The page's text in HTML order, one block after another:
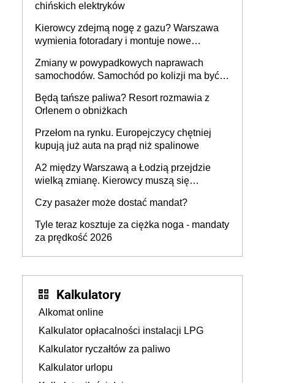
chińskich elektryków
Kierowcy zdejmą nogę z gazu? Warszawa
wymienia fotoradary i montuje nowe
Zmiany w powypadkowych naprawach
samochodów. Samochód po kolizji ma być
technologią producenta
Będą tańsze paliwa? Resort rozmawia z
Orlenem o obniżkach
Przełom na rynku. Europejczycy chętniej
kupują już auta na prąd niż spalinowe
A2 między Warszawą a Łodzią przejdzie
wielką zmianę. Kierowcy muszą się
Czy pasażer może dostać mandat?
Tyle teraz kosztuje za ciężka noga - mandaty
za prędkość 2026
Kalkulatory
Alkomat online
Kalkulator opłacalności instalacji LPG
Kalkulator ryczałtów za paliwo
Kalkulator urlopu